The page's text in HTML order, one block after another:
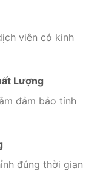
viên có kinh
Lượng
đảm bảo tính
đúng thời gian